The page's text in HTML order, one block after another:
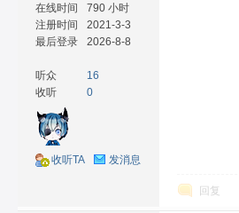
在线时间
790 小时
注册时间
2021-3-3
最后登录
2026-8-8
听众
16
收听
0
收听TA 发消息
回复